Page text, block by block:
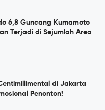
6,8 Guncang Kumamoto
Terjadi di Sejumlah Area
di Jakarta
Penonton!